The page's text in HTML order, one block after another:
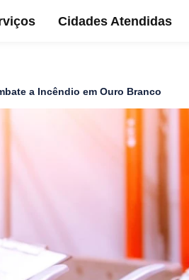
Cidades Atendidas
a Incêndio em Ouro Branco